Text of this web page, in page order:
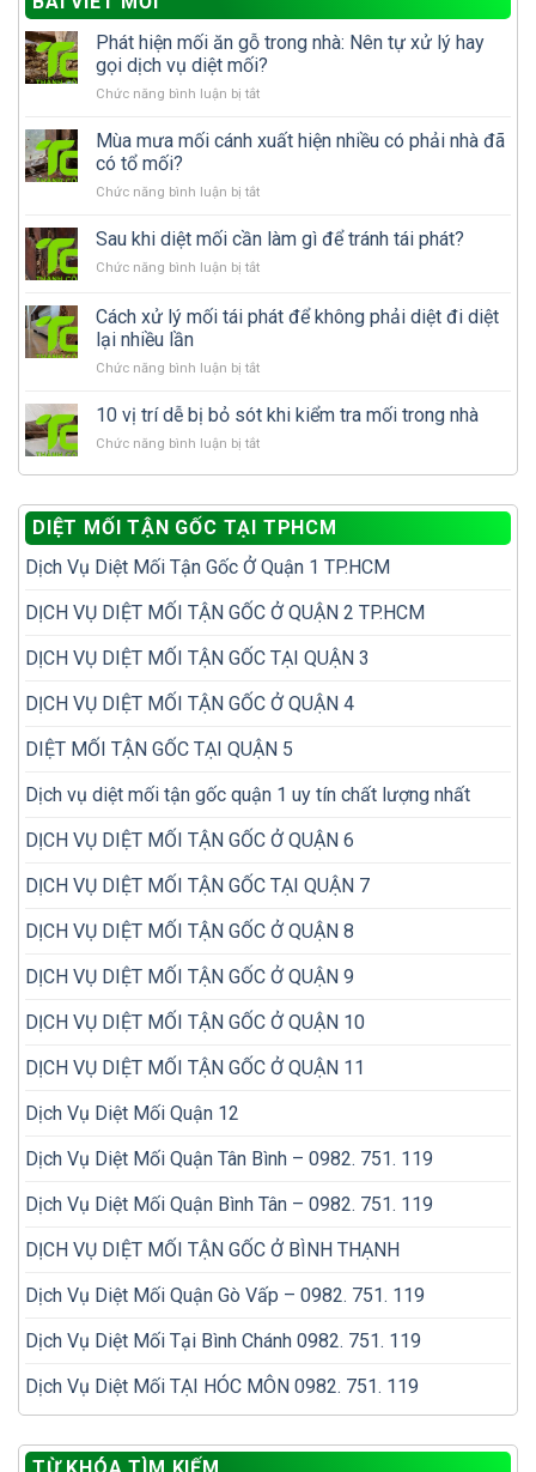
Phát hiện mối ăn gỗ trong nhà: Nên tự xử lý hay
gọi dịch vụ diệt mối?
Chức năng bình luận bị tắtở
hiện
mối
gỗ
nhà:
tự
lý
dịch
diệt
mối?
Mùa mưa mối cánh xuất hiện nhiều có phải nhà đã
có tổ mối?
Chức năng bình luận bị tắtở
mưa
cánh
hiện
phải
đã
mối?
Sau khi diệt mối cần làm gì để tránh tái phát?
Chức năng bình luận bị tắtở
khi
diệt
cần
gì
tránh
Cách xử lý mối tái phát để không phải diệt đi diệt
lại nhiều lần
Chức năng bình luận bị tắtở
xử
mối
để
không
phải
diệt
diệt
nhiều
10 vị trí dễ bị bỏ sót khi kiểm tra mối trong nhà
Chức năng bình luận bị tắtở
trí
dễ
bị
bỏ
khi
kiểm
mối
nhà
DIỆT MỐI TẬN GỐC TẠI TPHCM
Dịch Vụ Diệt Mối Tận Gốc Ở Quận 1 TP.HCM
DỊCH VỤ DIỆT MỐI TẬN GỐC Ở QUẬN 2 TP.HCM
DỊCH VỤ DIỆT MỐI TẬN GỐC TẠI QUẬN 3
DỊCH VỤ DIỆT MỐI TẬN GỐC Ở QUẬN 4
DIỆT MỐI TẬN GỐC TẠI QUẬN 5
Dịch vụ diệt mối tận gốc quận 1 uy tín chất lượng nhất
DỊCH VỤ DIỆT MỐI TẬN GỐC Ở QUẬN 6
DỊCH VỤ DIỆT MỐI TẬN GỐC TẠI QUẬN 7
DỊCH VỤ DIỆT MỐI TẬN GỐC Ở QUẬN 8
DỊCH VỤ DIỆT MỐI TẬN GỐC Ở QUẬN 9
DỊCH VỤ DIỆT MỐI TẬN GỐC Ở QUẬN 10
DỊCH VỤ DIỆT MỐI TẬN GỐC Ở QUẬN 11
Dịch Vụ Diệt Mối Quận 12
Dịch Vụ Diệt Mối Quận Tân Bình – 0982. 751. 119
Dịch Vụ Diệt Mối Quận Bình Tân – 0982. 751. 119
DỊCH VỤ DIỆT MỐI TẬN GỐC Ở BÌNH THẠNH
Dịch Vụ Diệt Mối Quận Gò Vấp – 0982. 751. 119
Dịch Vụ Diệt Mối Tại Bình Chánh 0982. 751. 119
Dịch Vụ Diệt Mối TẠI HÓC MÔN 0982. 751. 119
TỪ KHÓA TÌM KIẾM